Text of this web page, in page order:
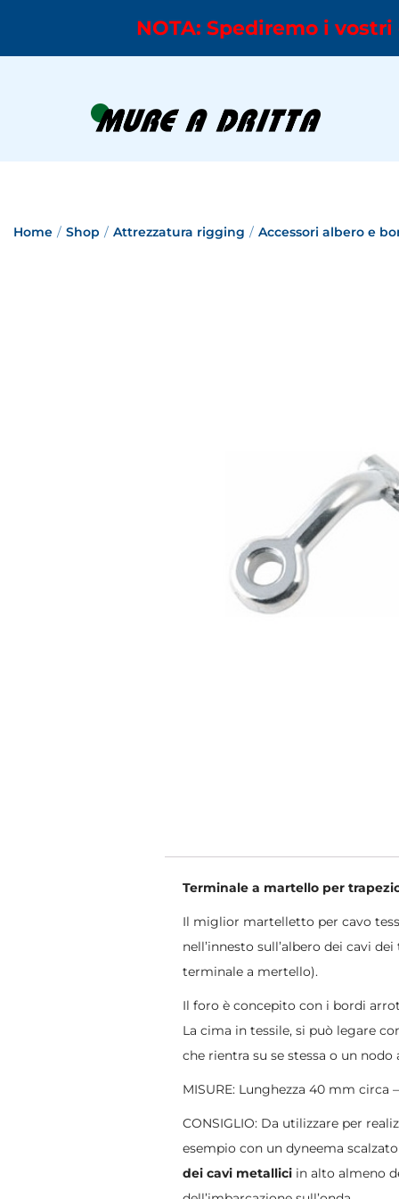
NOTA: Spediremo i
Home / Shop / Attrezzatura rigging / Accessori albero e
Terminale a martello per
Il miglior martelletto per cavo
nell’innesto sull’albero dei cavi
terminale a mertello).
Il foro è concepito con i bordi
La cima in tessile, si può legare
che rientra su se stessa o un
MISURE: Lunghezza 40 mm circa
CONSIGLIO: Da utilizzare per
esempio con un dyneema
dei cavi metallici in alto almeno